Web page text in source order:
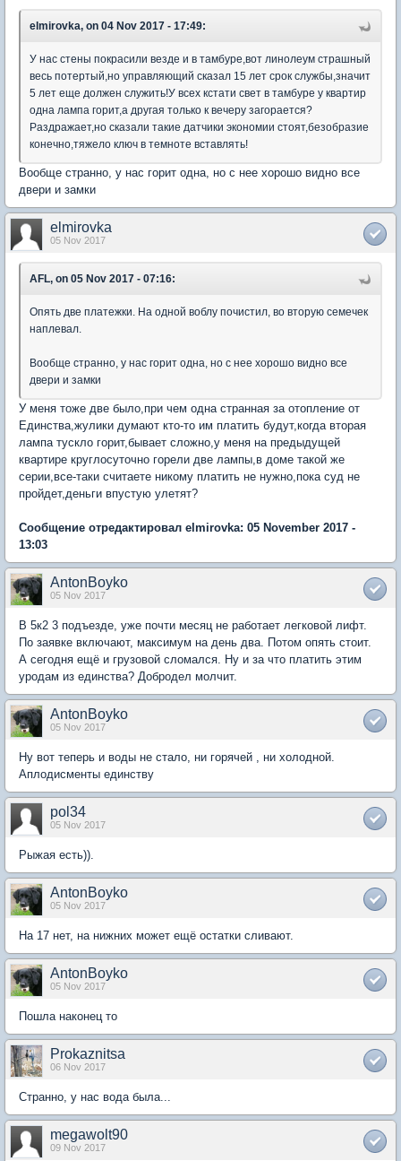
elmirovka, on 04 Nov 2017 - 17:49:
У нас стены покрасили везде и в тамбуре,вот линолеум страшный
весь потертый,но управляющий сказал 15 лет срок службы,значит
5 лет еще должен служить!У всех кстати свет в тамбуре у квартир
одна лампа горит,а другая только к вечеру загорается?
Раздражает,но сказали такие датчики экономии стоят,безобразие
конечно,тяжело ключ в темноте вставлять!
Вообще странно, у нас горит одна, но с нее хорошо видно все
двери и замки
elmirovka
05 Nov 2017
AFL, on 05 Nov 2017 - 07:16:
Опять две платежки. На одной воблу почистил, во вторую семечек
наплевал.
Вообще странно, у нас горит одна, но с нее хорошо видно все
двери и замки
У меня тоже две было,при чем одна странная за отопление от
Единства,жулики думают кто-то им платить будут,когда вторая
лампа тускло горит,бывает сложно,у меня на предыдущей
квартире круглосуточно горели две лампы,в доме такой же
серии,все-таки считаете никому платить не нужно,пока суд не
пройдет,деньги впустую улетят?
Сообщение отредактировал elmirovka: 05 November 2017 -
13:03
AntonBoyko
05 Nov 2017
В 5к2 3 подъезде, уже почти месяц не работает легковой лифт.
По заявке включают, максимум на день два. Потом опять стоит.
А сегодня ещё и грузовой сломался. Ну и за что платить этим
уродам из единства? Добродел молчит.
AntonBoyko
05 Nov 2017
Ну вот теперь и воды не стало, ни горячей , ни холодной.
Аплодисменты единству
pol34
05 Nov 2017
Рыжая есть)).
AntonBoyko
05 Nov 2017
На 17 нет, на нижних может ещё остатки сливают.
AntonBoyko
05 Nov 2017
Пошла наконец то
Prokaznitsa
06 Nov 2017
Странно, у нас вода была...
megawolt90
09 Nov 2017